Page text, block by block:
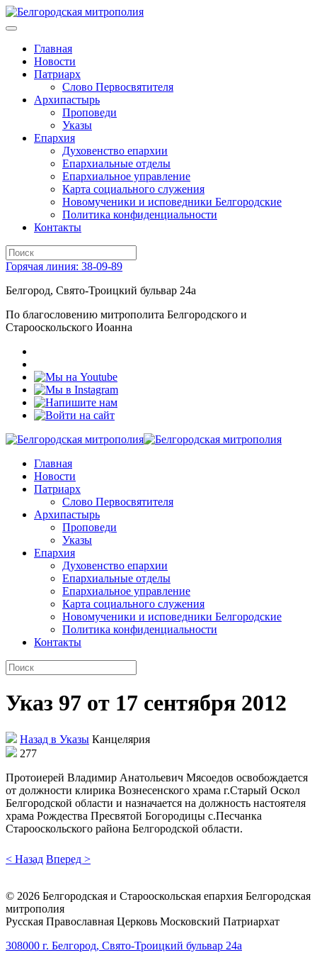
Главная
Новости
Патриарх
Слово Первосвятителя
Архипастырь
Проповеди
Указы
Епархия
Духовенство епархии
Епархиальные отделы
Епархиальное управление
Карта социального служения
Новомученики и исповедники Белгородские
Политика конфиденциальности
Контакты
Горячая линия: 38-09-89
Белгород, Свято-Троицкий бульвар 24а
По благословению митрополита Белгородского и
Старооскольского Иоанна
Главная
Новости
Патриарх
Слово Первосвятителя
Архипастырь
Проповеди
Указы
Епархия
Духовенство епархии
Епархиальные отделы
Епархиальное управление
Карта социального служения
Новомученики и исповедники Белгородские
Политика конфиденциальности
Контакты
Указ 97 от 17 сентября 2012
Назад в Указы Канцелярия
277
Протоиерей Владимир Анатольевич Мясоедов освобождается
от должности клирика Вознесенского храма г.Старый Оскол
Белгородской области и назначается на должность настоятеля
храма Рождества Пресвятой Богородицы с.Песчанка
Старооскольского района Белгородской области.
< Назад Вперед >
© 2026 Белгородская и Старооскольская епархия Белгородская
митрополия
Русская Православная Церковь Московский Патриархат
308000 г. Белгород, Свято-Троицкий бульвар 24а